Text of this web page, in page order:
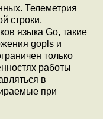
Телеметрия
строки,
языка Go, такие
gopls и
только
работы
в
при